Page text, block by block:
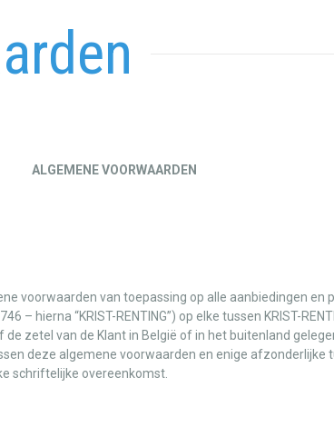
ALGEMENE VOORWAARDEN
voorwaarden van toepassing op alle aanbiedingen en
hierna “KRIST-RENTING”) op elke tussen KRIST-
zetel van de Klant in België of in het buitenland
deze algemene voorwaarden en enige afzonderlijke
schriftelijke overeenkomst.